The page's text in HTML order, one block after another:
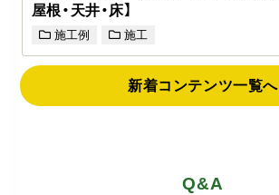
屋根・天井・床】
施工例 施工
新着コンテンツ一覧へ
Q&A